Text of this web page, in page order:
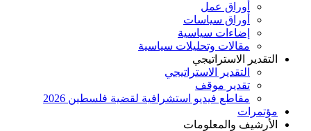
أوراق عمل
أوراق سياسات
إضاءات سياسية
مقالات وتحليلات سياسية
التقدير الاستراتيجي
التقدير الاستراتيجي
تقدير موقف
مقاطع فيديو استشرافية لقضية فلسطين 2026
مؤتمرات
الأرشيف والمعلومات